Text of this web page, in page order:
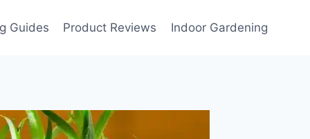
Guides Product Reviews Indoor Gardening